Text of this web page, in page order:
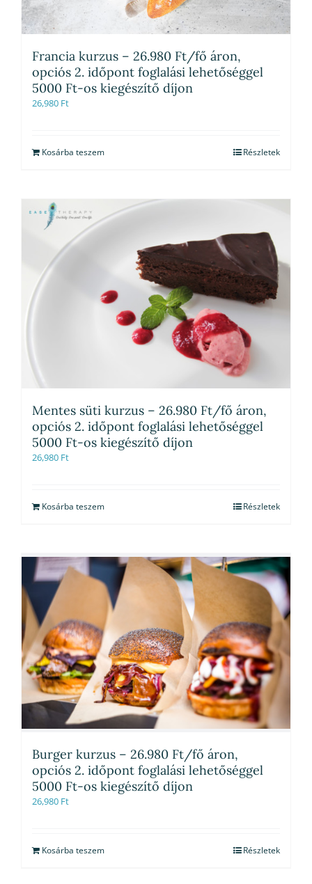
Francia kurzus – 26.980 Ft/fő áron,
opciós 2. időpont foglalási lehetőséggel
5000 Ft-os kiegészítő díjon
26,980 Ft
Kosárba teszem Részletek
Mentes süti kurzus – 26.980 Ft/fő áron,
opciós 2. időpont foglalási lehetőséggel
5000 Ft-os kiegészítő díjon
26,980 Ft
Kosárba teszem Részletek
Burger kurzus – 26.980 Ft/fő áron,
opciós 2. időpont foglalási lehetőséggel
5000 Ft-os kiegészítő díjon
26,980 Ft
Kosárba teszem Részletek